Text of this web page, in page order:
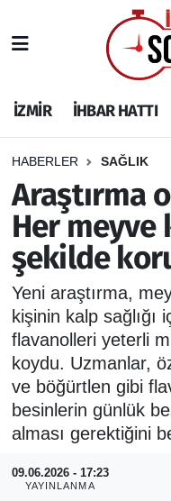
İZMİR İHBAR HATTI
HABERLER SAĞLIK
Araştırma
Her meyve
şekilde
Yeni araştırma,
kişinin kalp sağlığı
flavanolleri yeterli
koydu. Uzmanlar,
ve böğürtlen gibi
besinlerin günlük
alması gerektiğini
09.06.2026 - 17:23
YAYINLANMA
İHBAR HATTI
DEPREM
GENEL
EKONOMİ
SİYASET
SPOR
ASAYİŞ
RESMİ REKLAM
İzmir Nöbetçi
İzmir Hava
İzmir Namaz
İzmir Trafik
Puan Durumu
Tüm Manşetler
Son Dakika
Haber Arşivi